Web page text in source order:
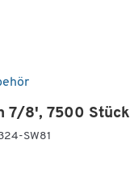
7/8', 7500 Stück
SW81